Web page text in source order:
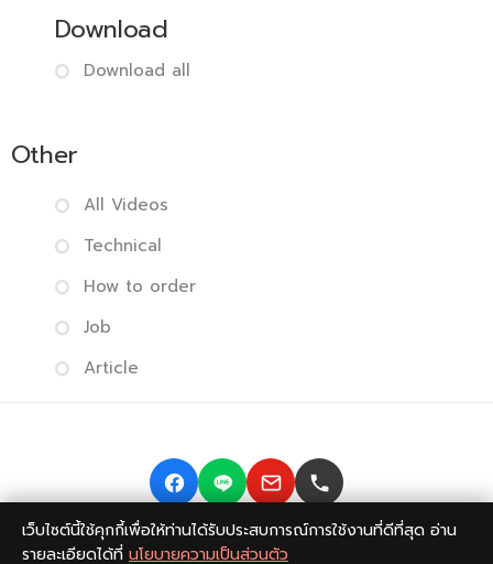
Download
Download all
Other
All Videos
Technical
How to order
Job
Article
Copyright © 2014-2026 BISMONPRINT Co.,LTD
Privacy
เว็บไซต์นี้ใช้คุกกี้เพื่อให้ท่านได้รับประสบการณ์การใช้งานที่ดีที่สุด อ่าน
รายละเอียดได้ที่ นโยบายความเป็นส่วนตัว